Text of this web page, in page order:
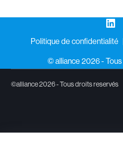
LinkedIn
Politique de confidentialité
©️ alliance 2026 -
©alliance 2026 - Tous droits reservés